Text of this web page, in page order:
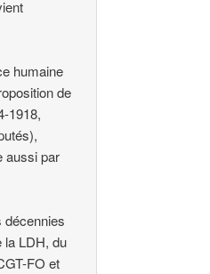
humaine
de
1918,
aussi par
décennies
la LDH, du
FO et